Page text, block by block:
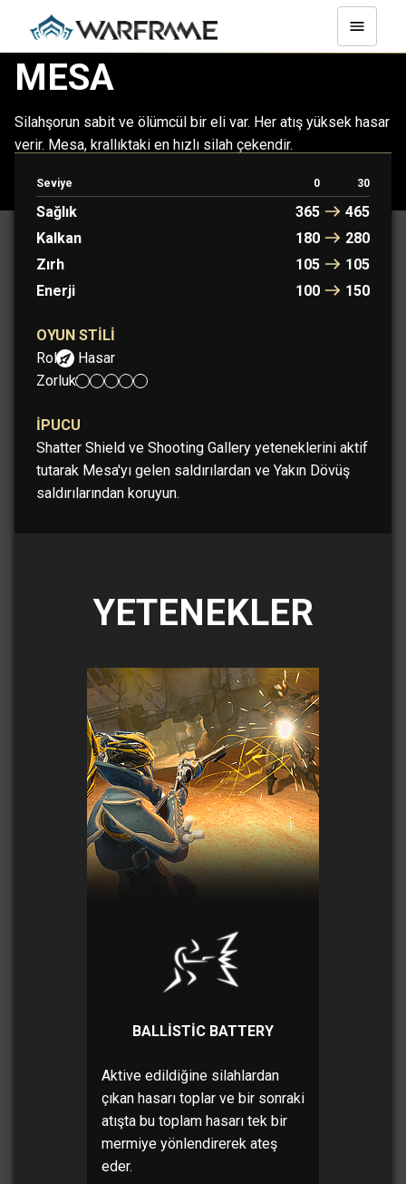
MESA
Silahşorun sabit ve ölümcül bir eli var. Her atış yüksek hasar
verir. Mesa, krallıktaki en hızlı silah çekendir.
Seviye 0 30
Sağlık 365
465
Kalkan
180
280
Zırh
105
105
Enerji
100 150
OYUN STILI
Rol:
Hasar
Zorluk:
İPUCU
Shatter Shield ve Shooting Gallery yeteneklerini aktif
tutarak Mesa'yı gelen saldırılardan ve Yakın Dövüş
saldırılarından koruyun.
YETENEKLER
BALLISTIC BATTERY
Aktive edildiğine silahlardan
çıkan hasarı toplar ve bir sonraki
atışta bu toplam hasarı tek bir
mermiye yönlendirerek ateş
eder.